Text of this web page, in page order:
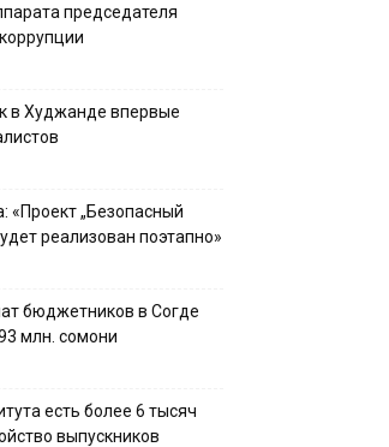
председателя
в Худжанде впервые
„Безопасный
реализован поэтапно»
бюджетников в Согде
млн. сомони
есть более 6 тысяч
выпускников